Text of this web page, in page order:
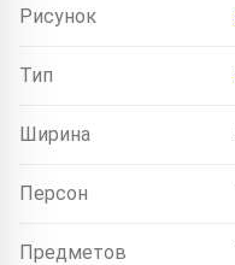
Рисунок
Тип
Ширина
Персон
Предметов